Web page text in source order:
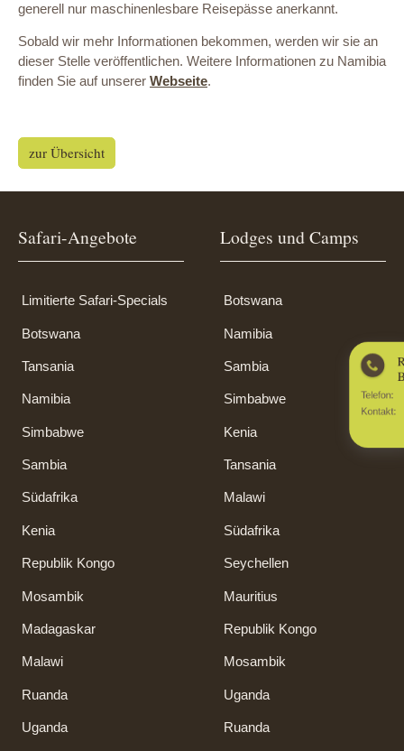
Reiseberatung und
Telefon: +49 89 21548-2999
Anfrage senden
Aktuelle Angebote
generell nur maschinenlesbare Reisepässe anerkannt.
Sobald wir mehr Informationen bekommen, werden wir sie an
dieser Stelle veröffentlichen. Weitere Informationen zu Namibia
finden Sie auf unserer Webseite.
zur Übersicht
Safari-Angebote
Limitierte Safari-Specials
Botswana
Tansania
Namibia
Simbabwe
Sambia
Südafrika
Kenia
Republik Kongo
Mosambik
Madagaskar
Malawi
Ruanda
Uganda
Lodges und Camps
Botswana
Namibia
Sambia
Simbabwe
Kenia
Tansania
Malawi
Südafrika
Seychellen
Mauritius
Republik Kongo
Mosambik
Uganda
Ruanda